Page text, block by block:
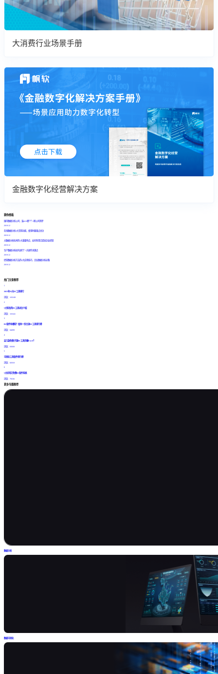
大消费行业场景手册
金融数字化经营解决方案
猜你想看
国内数据分析公司，该pick哪个？6家公司测评
2019.12
在线数据分析4大常用功能，使用时要重点关注
2019.12
大数据分析技术的3大重要特点，如何利用它提高企业经营
2019.12
生产数据分析如何进行？3大操作关键点
2019.12
经营数据分析方法的4大应用技巧，企业数据分析必备
2019.12
热门文章推荐
1
2023年10大BI工具排行
浏览：103249
2
5大知名的BI工具对比介绍
浏览：101641
3
BI软件有哪些？给你一份主流BI工具排行榜
浏览：84099
4
这几款免费/开源BI工具完爆Excel？
浏览：83830
5
可视化工具软件排行榜
浏览：82018
6
5大好用又免费BI软件系统
浏览：78336
更多专题推荐
数据分析
数据可视化